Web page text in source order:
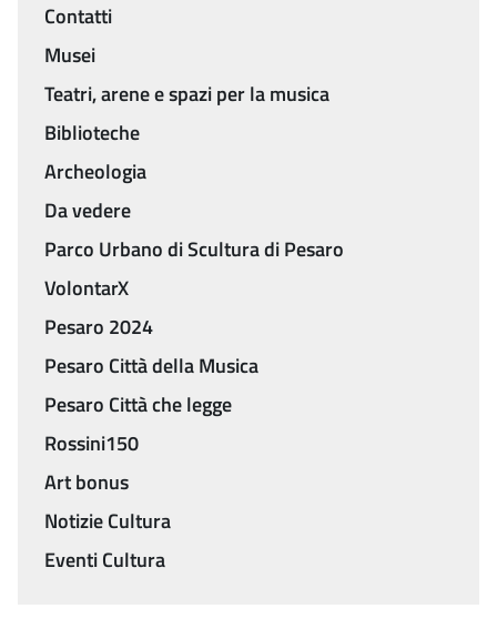
Menu
Contatti
Musei
Teatri, arene e spazi per la musica
Biblioteche
Archeologia
Da vedere
Parco Urbano di Scultura di Pesaro
VolontarX
Pesaro 2024
Pesaro Città della Musica
Pesaro Città che legge
Rossini150
Art bonus
Notizie Cultura
Eventi Cultura